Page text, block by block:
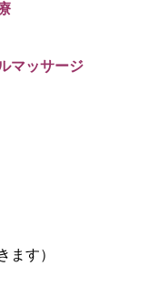
マッサージ
ます）